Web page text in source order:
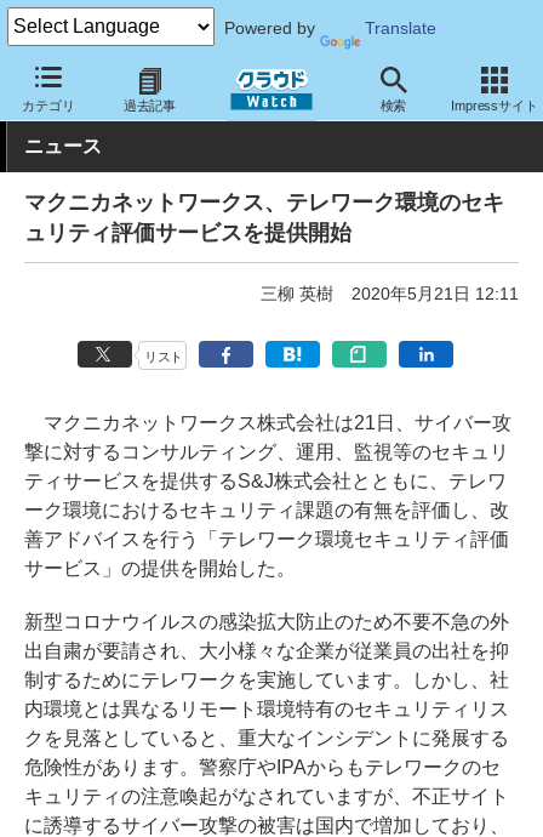
Powered by Translate
カテゴリ 過去記事 検索 Impressサイト
クラウド Watch セキュリティ セキュリティサービス
ニュース
マクニカネットワークス、テレワーク環境のセキ
ュリティ評価サービスを提供開始
三柳 英樹 2020年5月21日 12:11
リスト
マクニカネットワークス株式会社は21日、サイバー攻
撃に対するコンサルティング、運用、監視等のセキュリ
ティサービスを提供するS&J株式会社とともに、テレワ
ーク環境におけるセキュリティ課題の有無を評価し、改
善アドバイスを行う「テレワーク環境セキュリティ評価
サービス」の提供を開始した。
新型コロナウイルスの感染拡大防止のため不要不急の外
出自粛が要請され、大小様々な企業が従業員の出社を抑
制するためにテレワークを実施しています。しかし、社
内環境とは異なるリモート環境特有のセキュリティリス
クを見落としていると、重大なインシデントに発展する
危険性があります。警察庁やIPAからもテレワークのセ
キュリティの注意喚起がなされていますが、不正サイト
に誘導するサイバー攻撃の被害は国内で増加しており、